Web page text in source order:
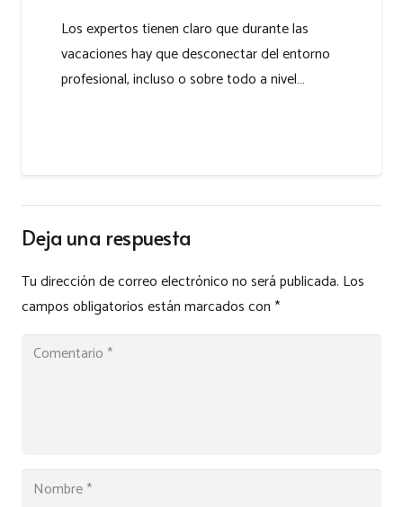
Los expertos tienen claro que durante las
vacaciones hay que desconectar del entorno
profesional, incluso o sobre todo a nivel…
Deja una respuesta
Tu dirección de correo electrónico no será publicada. Los
campos obligatorios están marcados con*